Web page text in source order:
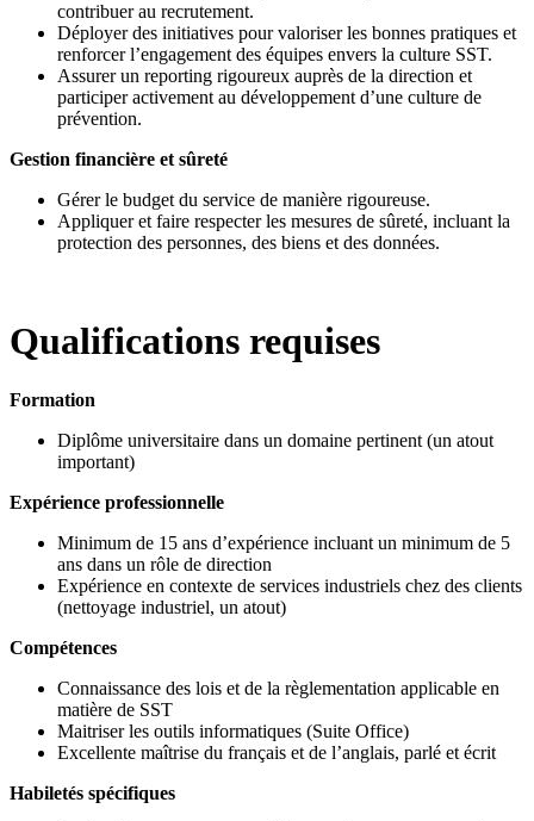
contribuer au recrutement.
Déployer des initiatives pour valoriser les bonnes pratiques et
renforcer l’engagement des équipes envers la culture SST.
Assurer un reporting rigoureux auprès de la direction et
participer activement au développement d’une culture de
prévention.
Gestion financière et sûreté
Gérer le budget du service de manière rigoureuse.
Appliquer et faire respecter les mesures de sûreté, incluant la
protection des personnes, des biens et des données.
Qualifications requises
Formation
Diplôme universitaire dans un domaine pertinent (un atout
important)
Expérience professionnelle
Minimum de 15 ans d’expérience incluant un minimum de 5
ans dans un rôle de direction
Expérience en contexte de services industriels chez des clients
(nettoyage industriel, un atout)
Compétences
Connaissance des lois et de la règlementation applicable en
matière de SST
Maitriser les outils informatiques (Suite Office)
Excellente maîtrise du français et de l’anglais, parlé et écrit
Habiletés spécifiques